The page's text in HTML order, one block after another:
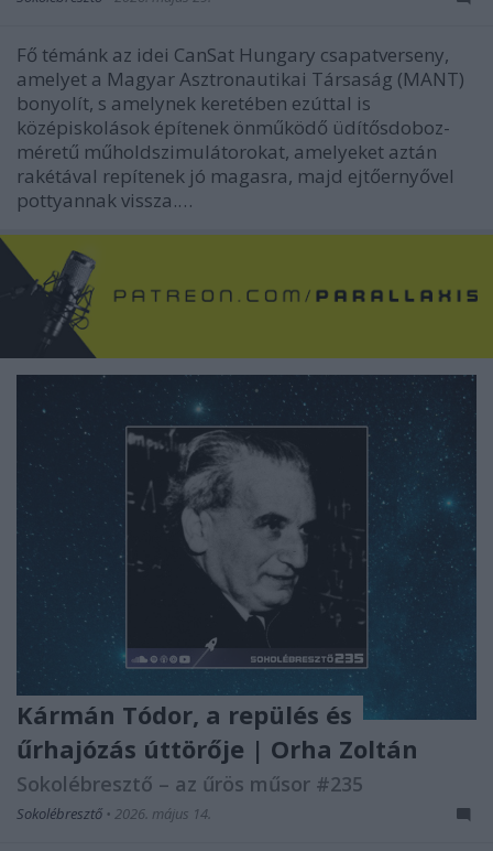
Fő témánk az idei CanSat Hungary csapatverseny,
amelyet a Magyar Asztronautikai Társaság (MANT)
bonyolít, s amelynek keretében ezúttal is
középiskolások építenek önműködő üdítősdoboz-
méretű műholdszimulátorokat, amelyeket aztán
rakétával repítenek jó magasra, majd ejtőernyővel
pottyannak vissza.…
Kármán Tódor, a repülés és
űrhajózás úttörője | Orha Zoltán
Sokolébresztő – az űrös műsor #235
Sokolébresztő • 2026. május 14.